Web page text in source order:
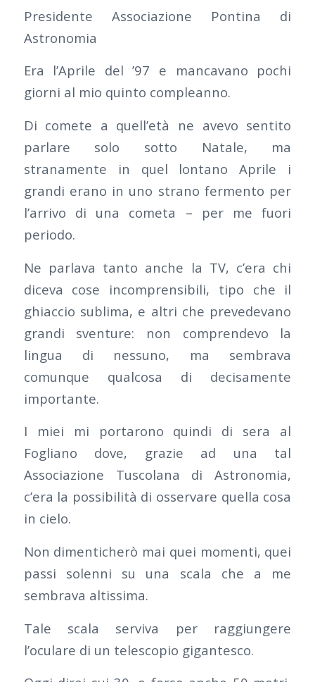
Presidente Associazione Pontina di
Astronomia
Era l’Aprile del ’97 e mancavano pochi
giorni al mio quinto compleanno.
Di comete a quell’età ne avevo sentito
parlare solo sotto Natale, ma
stranamente in quel lontano Aprile i
grandi erano in uno strano fermento per
l’arrivo di una cometa – per me fuori
periodo.
Ne parlava tanto anche la TV, c’era chi
diceva cose incomprensibili, tipo che il
ghiaccio sublima, e altri che prevedevano
grandi sventure: non comprendevo la
lingua di nessuno, ma sembrava
comunque qualcosa di decisamente
importante.
I miei mi portarono quindi di sera al
Fogliano dove, grazie ad una tal
Associazione Tuscolana di Astronomia,
c’era la possibilità di osservare quella cosa
in cielo.
Non dimenticherò mai quei momenti, quei
passi solenni su una scala che a me
sembrava altissima.
Tale scala serviva per raggiungere
l’oculare di un telescopio gigantesco.